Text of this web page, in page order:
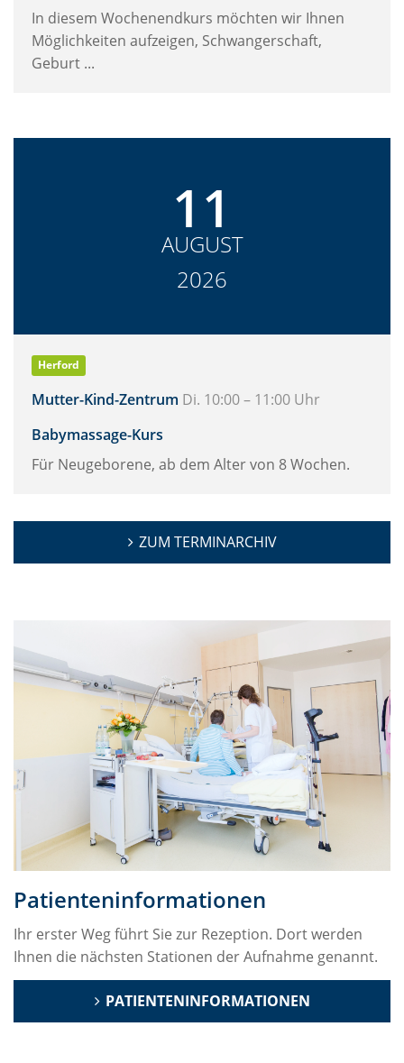
In diesem Wochenendkurs möchten wir Ihnen
Möglichkeiten aufzeigen, Schwangerschaft,
Geburt ...
11
AUGUST
2026
Herford
Mutter-Kind-Zentrum Di. 10:00 – 11:00 Uhr
Babymassage-Kurs
Für Neugeborene, ab dem Alter von 8 Wochen.
ZUM TERMINARCHIV
Patienteninformationen
Ihr erster Weg führt Sie zur Rezeption. Dort werden
Ihnen die nächsten Stationen der Aufnahme genannt.
PATIENTENINFORMATIONEN